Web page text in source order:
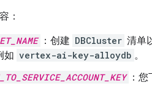
：
：创建 DBCluster 清单
如 vertex-ai-key-alloydb 。
：